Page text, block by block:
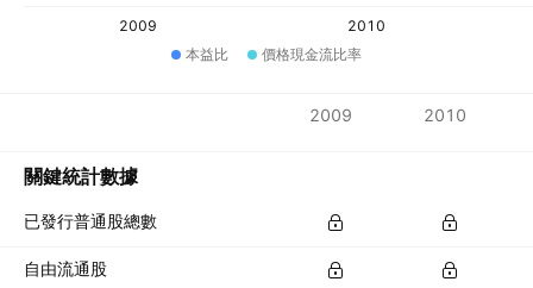
2009
2010
本益比
價格現金流比率
2009 2010
關鍵統計數據
已發行普通股總數
自由流通股